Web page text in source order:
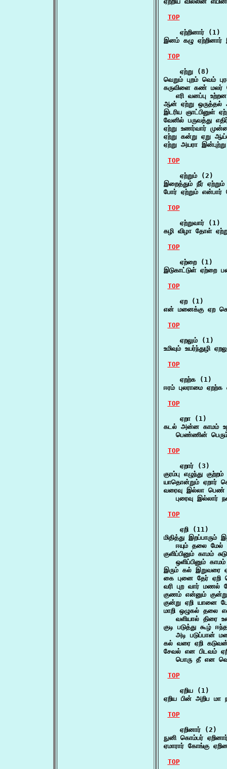
TOP
    ஏற்றினார் (1)
இனம் கழு
TOP
    ஏற்று (8)
வெறும் புறம் வெம்
கருவிளை கண் மலர்
எரி வனப்பு
ஆன் ஏற்று ஒருத்தல்
இடரிய ஞாட்பினுள்
வேனில் பருவத்து
ஏற்று உணர்வார்
ஏற்று கன்று ஏறு
ஏற்று அயரா
TOP
    ஏற்றும் (2)
இறைத்தும் நீர்
போர் ஏற்றும்
TOP
    ஏற்றுவார் (1)
கழி விழா தோள்
TOP
    ஏற்றை (1)
இடுகாட்டுள் ஏற்றை
TOP
    ஏற (1)
என் மனைக்கு ஏற
TOP
    ஏறலும் (1)
உமிவும் உயர்ந்துழி
TOP
    ஏறற்க (1)
ஈரம் புலராமை
TOP
    ஏறா (1)
கடல் அன்ன காமம்
பெண்ணின்
TOP
    ஏறார் (3)
குரம்பு எழுந்து
யாதொன்றும் ஏறார்
வரைவு இல்லா பெண்
புரைவு இல்லார்
TOP
    ஏறி (11)
மிதித்து இறப்பாரும்
ஈயும் தலை மேல்
குளிப்பினும் காமம்
ஒளிப்பினும் காமம்
இரும் கல் இறுவரை
கை புனை தேர்
வரி புற வார் மணல்
குணம் என்னும்
குன்று ஏறி யானை
மாறி ஒழுகல் தலை
வளியால் திரை
குடி படுத்து கூழ்
அடி படுப்பான்
கல் வரை ஏறி
சேவல் என பிடவம்
பொரு தீ என
TOP
    ஏறிய (1)
ஏறிய பின் அறிப
TOP
    ஏறினார் (2)
நுனி கொம்பர்
ஏமாரார் கோங்கு
TOP